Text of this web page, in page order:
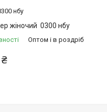
нбу
жіночий 0300 нбу
Оптом і в роздріб